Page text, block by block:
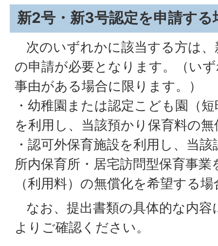
新2号・新3号認定を申請する
次のいずれかに該当する方は
の申請が必要となります。（い
事由がある場合に限ります。）
・幼稚園または認定こども園（
を利用し、当該預かり保育料の
・認可外保育施設を利用し、当
所内保育所・居宅訪問型保育事
（利用料）の無償化を希望する場
なお、提出書類の具体的な内容
よりご確認ください。